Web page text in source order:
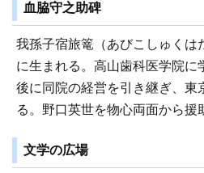
血脇守之助碑
我孫子宿旅篭（あびこしゅくは
に生まれる。高山歯科医学院に
後に同院の経営を引き継ぎ、東
る。野口英世を物心両面から援
文学の広場